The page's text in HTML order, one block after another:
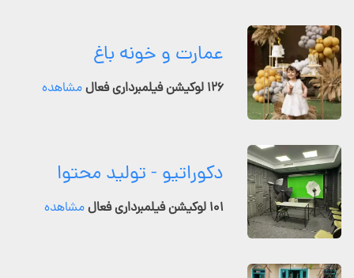
عمارت و خونه باغ
۱۲۶ لوکیشن فیلمبرداری فعال مشاهده
دکوراتیو - تولید محتوا
۱۰۱ لوکیشن فیلمبرداری فعال مشاهده